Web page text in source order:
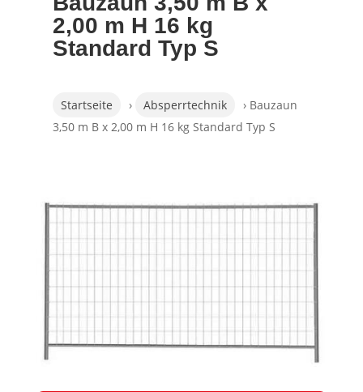
2,00 m H 16 kg
Standard Typ S
Startseite › Absperrtechnik
› Bauzaun
3,50 m B x 2,00 m H 16 kg Standard Typ S